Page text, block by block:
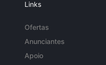
Links
Ofertas
Anunciantes
Apoio